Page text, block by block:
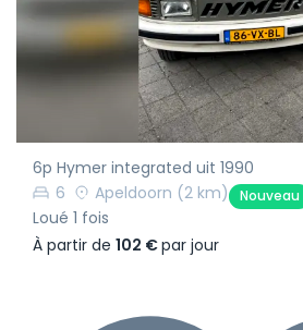
6p Hymer integrated uit 1990
6
Apeldoorn (2 km) Nouveau
Loué 1 fois
À partir de 102 €par jour